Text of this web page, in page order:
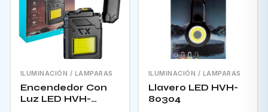
ILUMINACIÓN / LAMPARAS
Encendedor Con
Luz LED HVH-
ILUMINACIÓN / LAMPARAS
Llavero LED HVH-
80304